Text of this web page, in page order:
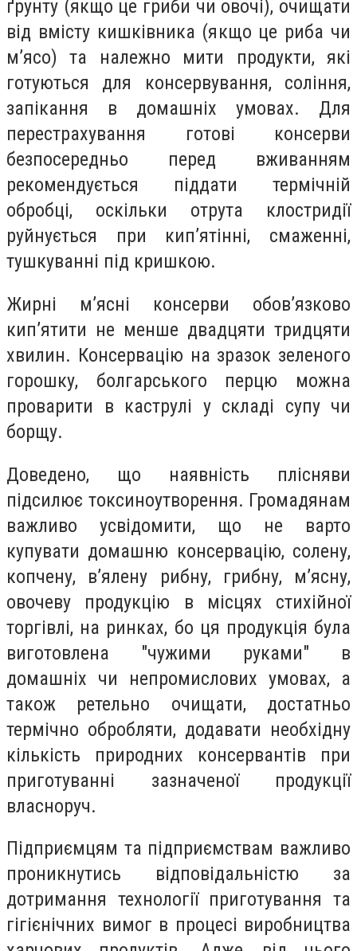
ґрунту (якщо це гриби чи овочі), очищати
від вмісту кишківника (якщо це риба чи
м’ясо) та належно мити продукти, які
готуються для консервування, соління,
запікання в домашніх умовах. Для
перестрахування готові консерви
безпосередньо перед вживанням
рекомендується піддати термічній
обробці, оскільки отрута клостридії
руйнується при кип’ятінні, смаженні,
тушкуванні під кришкою.
Жирні м’ясні консерви обов’язково
кип’ятити не менше двадцяти тридцяти
хвилин. Консервацію на зразок зеленого
горошку, болгарського перцю можна
проварити в каструлі у складі супу чи
борщу.
Доведено, що наявність плісняви
підсилює токсиноутворення. Громадянам
важливо усвідомити, що не варто
купувати домашню консервацію, солену,
копчену, в’ялену рибну, грибну, м’ясну,
овочеву продукцію в місцях стихійної
торгівлі, на ринках, бо ця продукція була
виготовлена "чужими руками" в
домашніх чи непромислових умовах, а
також ретельно очищати, достатньо
термічно обробляти, додавати необхідну
кількість природних консервантів при
приготуванні зазначеної продукції
власноруч.
Підприємцям та підприємствам важливо
проникнутись відповідальністю за
дотримання технології приготування та
гігієнічних вимог в процесі виробництва